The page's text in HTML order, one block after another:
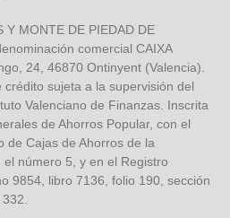
Y MONTE DE PIEDAD DE
comercial CAIXA
24, 46870 Ontinyent (Valencia).
sujeta a la supervisión del
Valenciano de Finanzas. Inscrita
de Ahorros Popular, con el
de Cajas de Ahorros de la
número 5, y en el Registro
9854, libro 7136, folio 190, sección